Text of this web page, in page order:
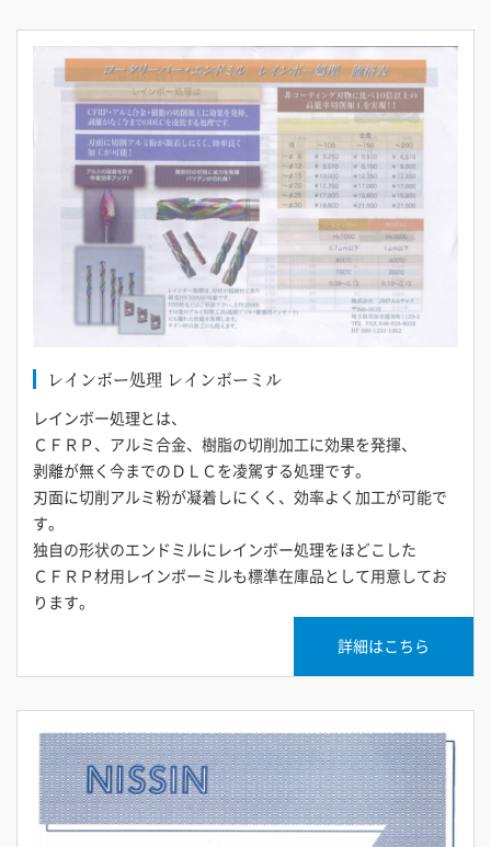
レインボー処理 レインボーミル
レインボー処理とは、
ＣＦＲＰ、アルミ合金、樹脂の切削加工に効果を発揮、
剥離が無く今までのＤＬＣを凌駕する処理です。
刃面に切削アルミ粉が凝着しにくく、効率よく加工が可能で
す。
独自の形状のエンドミルにレインボー処理をほどこした
ＣＦＲＰ材用レインボーミルも標準在庫品として用意してお
ります。
詳細はこちら